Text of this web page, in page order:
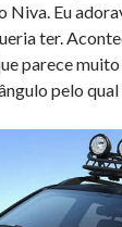
Niva. Eu
ter.
parece
pelo